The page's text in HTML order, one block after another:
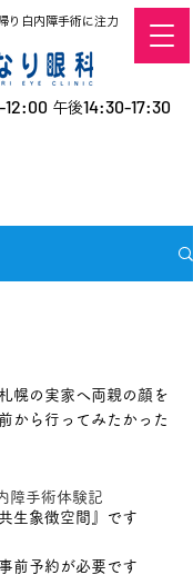
り白内障手術に注力
午後14:30-17:30
障手術体験記
幌の実家へ両親の顔を
から行ってみたかった
生象徴空間』です
前予約が必要です